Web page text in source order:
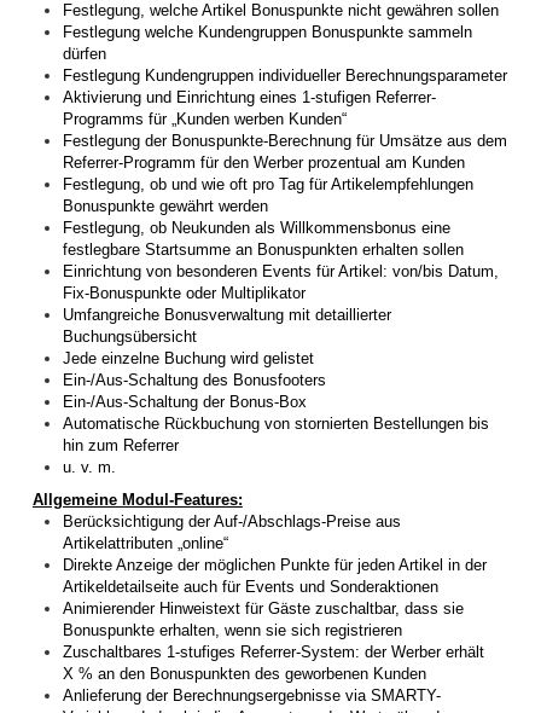
Festlegung, welche Artikel Bonuspunkte nicht gewähren sollen
Festlegung welche Kundengruppen Bonuspunkte sammeln
dürfen
Festlegung Kundengruppen individueller Berechnungsparameter
Aktivierung und Einrichtung eines 1-stufigen Referrer-
Programms für „Kunden werben Kunden“
Festlegung der Bonuspunkte-Berechnung für Umsätze aus dem
Referrer-Programm für den Werber prozentual am Kunden
Festlegung, ob und wie oft pro Tag für Artikelempfehlungen
Bonuspunkte gewährt werden
Festlegung, ob Neukunden als Willkommensbonus eine
festlegbare Startsumme an Bonuspunkten erhalten sollen
Einrichtung von besonderen Events für Artikel: von/bis Datum,
Fix-Bonuspunkte oder Multiplikator
Umfangreiche Bonusverwaltung mit detaillierter
Buchungsübersicht
Jede einzelne Buchung wird gelistet
Ein-/Aus-Schaltung des Bonusfooters
Ein-/Aus-Schaltung der Bonus-Box
Automatische Rückbuchung von stornierten Bestellungen bis
hin zum Referrer
u. v. m.
Allgemeine Modul-Features:
Berücksichtigung der Auf-/Abschlags-Preise aus
Artikelattributen „online“
Direkte Anzeige der möglichen Punkte für jeden Artikel in der
Artikeldetailseite auch für Events und Sonderaktionen
Animierender Hinweistext für Gäste zuschaltbar, dass sie
Bonuspunkte erhalten, wenn sie sich registrieren
Zuschaltbares 1-stufiges Referrer-System: der Werber erhält
X % an den Bonuspunkten des geworbenen Kunden
Anlieferung der Berechnungsergebnisse via SMARTY-